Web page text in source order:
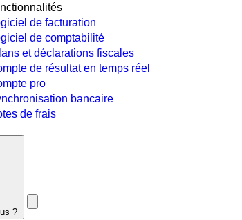
de facturation
de comptabilité
et déclarations fiscales
de résultat en temps réel
pro
bancaire
de frais
?